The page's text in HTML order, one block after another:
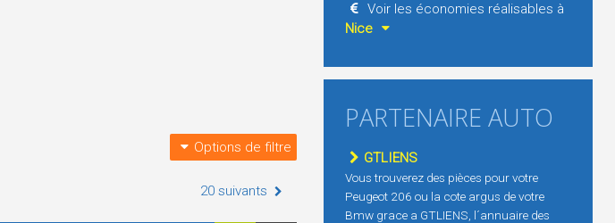
Options de filtre
20 suivants
Voir les économies réalisables à
Nice
PARTENAIRE AUTO
GTLIENS
Vous trouverez des pièces pour votre
Peugeot 206 ou la cote argus de votre
Bmw grace a GTLIENS, l´annuaire des